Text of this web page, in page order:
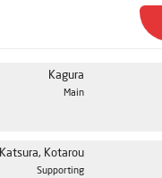
Kagura
Main
Katsura, Kotarou
Supporting